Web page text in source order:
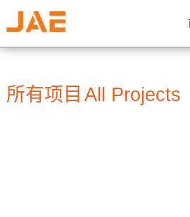
所有项目 All Projects